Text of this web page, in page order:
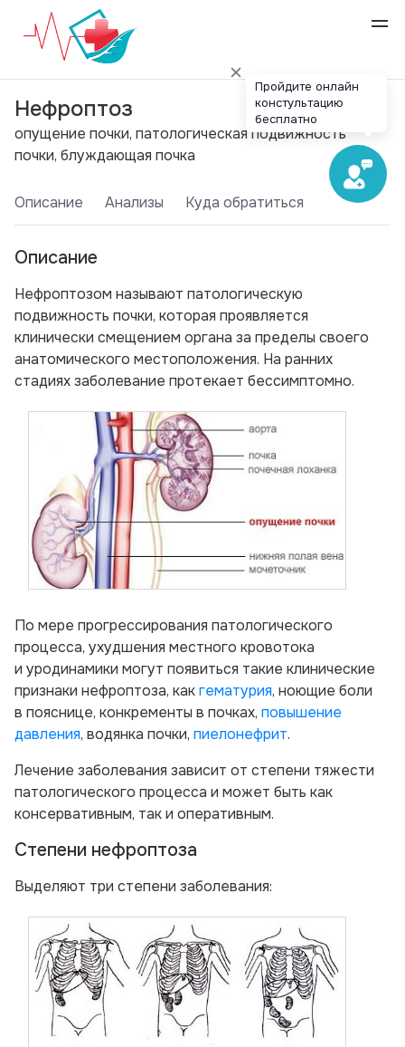
Нефроптоз
опущение почки, патологическая подвижность
почки, блуждающая почка
Описание Анализы Куда обратиться
Описание
Нефроптозом называют патологическую
подвижность почки, которая проявляется
клинически смещением органа за пределы своего
анатомического местоположения. На ранних
стадиях заболевание протекает бессимптомно.
По мере прогрессирования патологического
процесса, ухудшения местного кровотока
и уродинамики могут появиться такие клинические
признаки нефроптоза, какгематурия, ноющие боли
в пояснице, конкременты в почках, повышение
давления, водянка почки, пиелонефрит.
Лечение заболевания зависит от степени тяжести
патологического процесса и может быть как
консервативным, так и оперативным.
Степени нефроптоза
Выделяют три степени заболевания:
Пройдите онлайн
констультацию
бесплатно